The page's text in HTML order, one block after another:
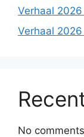
Verhaal 2026
Verhaal 2026
No